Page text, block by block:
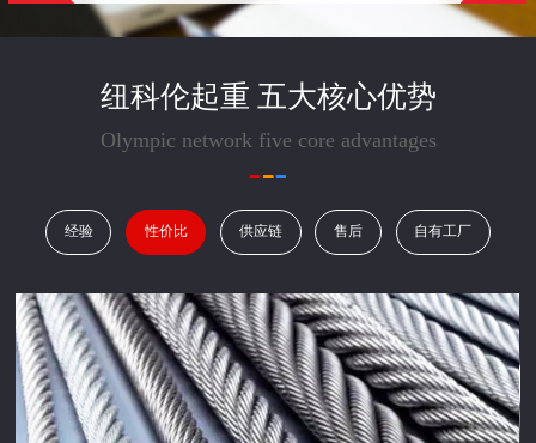
开户许可证
质量诚信优秀典型企业证书
省级企业技术中心
创新型试点企业
守合同重信用证书和自主创新企业
纽科伦起重 五大核心优势
Olympic network five core advantages
经验 性价比 供应链 售后 自有工厂